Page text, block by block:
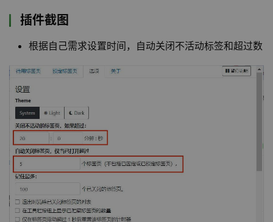
插件截图
根据自己需求设置时间，自动关闭不活动标签和超过数